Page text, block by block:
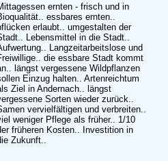
ernten - frisch und in
essbares ernten..
erlaubt.. umgestalten der
Lebensmittel in die Stadt..
Langzeitarbeitslose und
die essbare Stadt kommt
längst vergessene Wildpflanzen
Einzug halten.. Artenreichtum
Ziel in Andernach.. längst
Sorten wieder zurück..
vervielfältigen und verbreiten..
weniger Pflege als früher.. 1/10
früheren Kosten.. Investition in
Zukunft..